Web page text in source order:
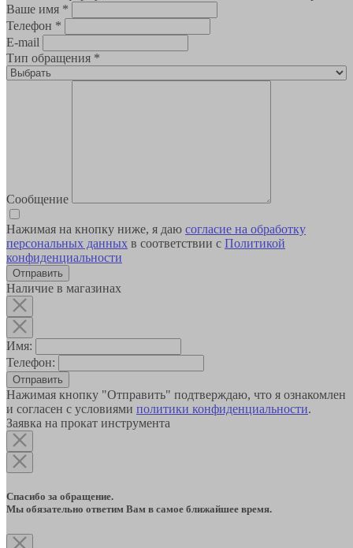
Ваше имя *
Телефон *
E-mail
Тип обращения *
Сообщение
Нажимая на кнопку ниже, я даю согласие на обработку
персональных данных в соответствии с Политикой
конфиденциальности
Наличие в магазинах
Имя:
Телефон:
Отправить
Нажимая кнопку "Отправить" подтверждаю, что я ознакомлен
и согласен с условиями политики конфиденциальности.
Заявка на прокат инструмента
Спасибо за обращение.
Мы обязательно ответим Вам в самое ближайшее время.